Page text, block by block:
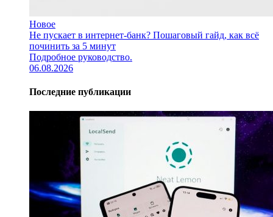
Новое
Не пускает в интернет-банк? Пошаговый гайд, как всё
починить за 5 минут
Подробное руководство.
06.08.2026
Последние публикации